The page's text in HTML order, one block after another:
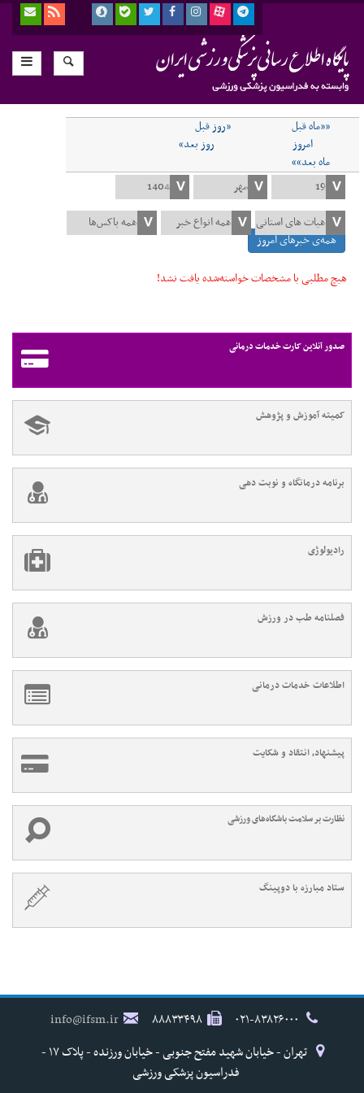
««ماه قبل
«روز قبل
امروز
روز بعد»
ماه بعد»»
همه‌ی خبرهای امروز
هیچ مطلبی با مشخصات خواسته‌شده یافت نشد!
صدور آنلاین کارت خدمات درمانی
کمیته آموزش و پژوهش
برنامه درمانگاه و نوبت دهی
رادیولوژی
فصلنامه طب در ورزش
اطلاعات خدمات درمانی
پیشنهاد، انتقاد و شکایت
نظارت بر سلامت باشگاه‌های ورزشی
ستاد مبارزه با دوپینگ
۸۸۸۳۳۴۹۸
info@ifsm.ir
تهران - خیابان شهید مفتح جنوبی - خیابان ورزنده - پلاک ۱۷ -
فدراسیون پزشکی ورزشی